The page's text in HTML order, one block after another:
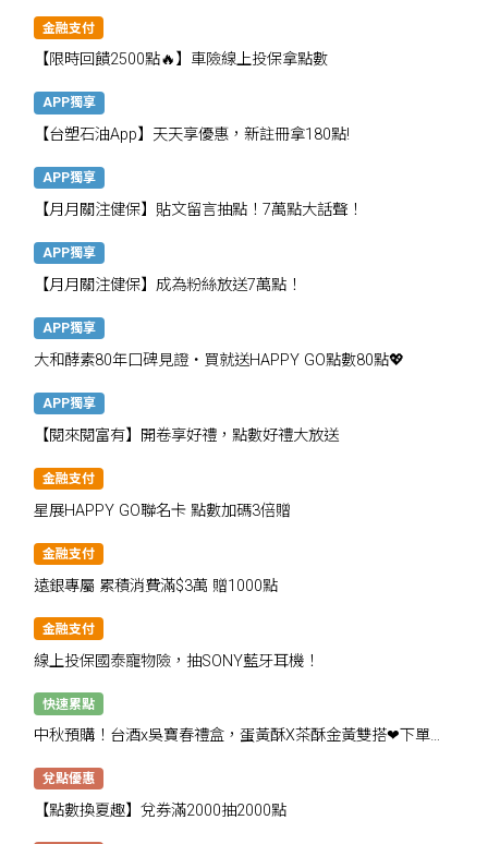
金融支付
【限時回饋2500點🔥】車險線上投保拿點數
APP獨享
【台塑石油App】天天享優惠，新註冊拿180點!
APP獨享
【月月關注健保】貼文留言抽點！7萬點大話聲！
APP獨享
【月月關注健保】成為粉絲放送7萬點！
APP獨享
大和酵素80年口碑見證・買就送HAPPY GO點數80點💖
APP獨享
【閱來閱富有】開卷享好禮，點數好禮大放送
金融支付
星展HAPPY GO聯名卡 點數加碼3倍贈
金融支付
遠銀專屬 累積消費滿$3萬 贈1000點
金融支付
線上投保國泰寵物險，抽SONY藍牙耳機！
快速累點
中秋預購！台酒x吳寶春禮盒，蛋黃酥X茶酥金黃雙搭❤下單抽
兌點優惠
【點數換夏趣】兌券滿2000抽2000點